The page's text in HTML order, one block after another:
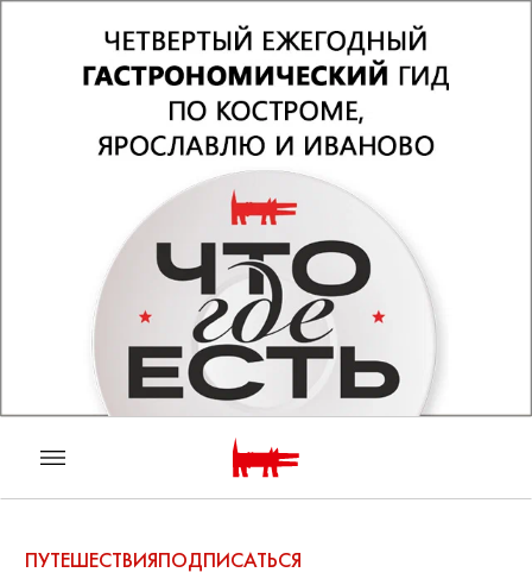
ПУТЕШЕСТВИЯПОДПИСАТЬСЯ